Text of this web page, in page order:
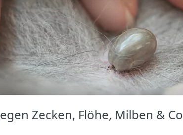
Zecken, Flöhe, Milben & Co